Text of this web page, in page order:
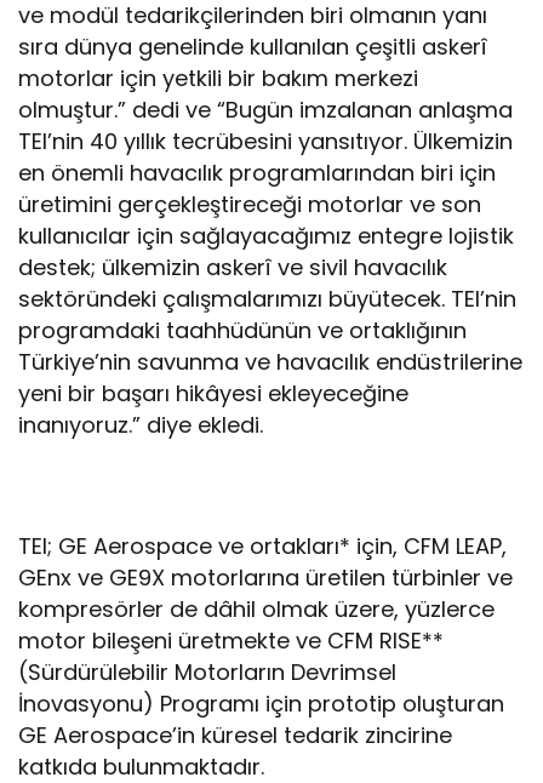
ve modül tedarikçilerinden biri olmanın yanı
sıra dünya genelinde kullanılan çeşitli askerî
motorlar için yetkili bir bakım merkezi
olmuştur.” dedi ve “Bugün imzalanan anlaşma
TEI’nin 40 yıllık tecrübesini yansıtıyor. Ülkemizin
en önemli havacılık programlarından biri için
üretimini gerçekleştireceği motorlar ve son
kullanıcılar için sağlayacağımız entegre lojistik
destek; ülkemizin askerî ve sivil havacılık
sektöründeki çalışmalarımızı büyütecek. TEI’nin
programdaki taahhüdünün ve ortaklığının
Türkiye’nin savunma ve havacılık endüstrilerine
yeni bir başarı hikâyesi ekleyeceğine
inanıyoruz.” diye ekledi.
TEI; GE Aerospace ve ortakları* için, CFM LEAP,
GEnx ve GE9X motorlarına üretilen türbinler ve
kompresörler de dâhil olmak üzere, yüzlerce
motor bileşeni üretmekte ve CFM RISE**
(Sürdürülebilir Motorların Devrimsel
İnovasyonu) Programı için prototip oluşturan
GE Aerospace’in küresel tedarik zincirine
katkıda bulunmaktadır.